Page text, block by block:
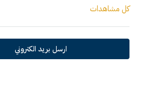
كل مشاهدات
ارسل بريد الكتروني